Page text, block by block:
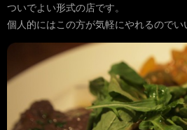
ついでよい形式の店です。
個人的にはこの方が気軽にやれるのでい